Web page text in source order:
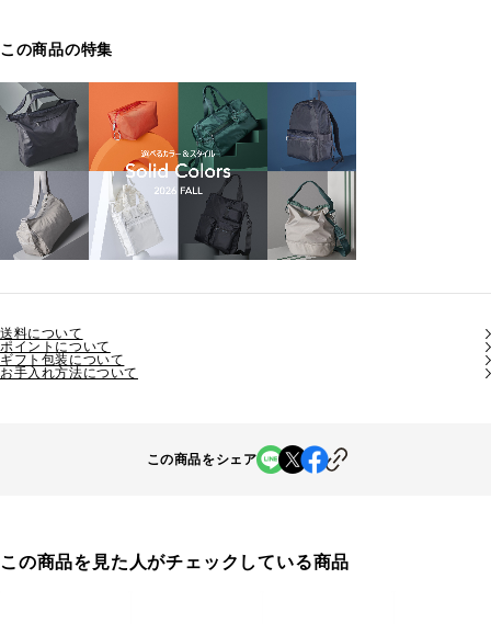
この商品の特集
送料について
ポイントについて
ギフト包装について
お手入れ方法について
この商品をシェア
この商品を見た人がチェックしている商品